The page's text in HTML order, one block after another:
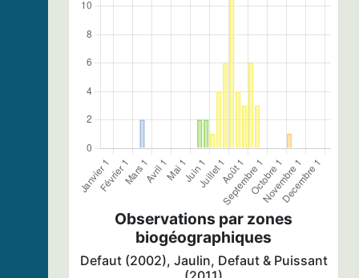
Observations par zones
biogéographiques
Defaut (2002), Jaulin, Defaut & Puissant